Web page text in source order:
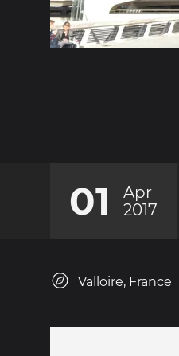
01
Apr
2017
Valloire, France